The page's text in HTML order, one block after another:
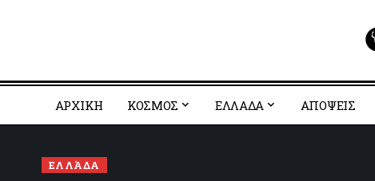
ΑΡΧΙΚΗ ΚΟΣΜΟΣ EΛΛΑΔΑ ΑΠΟΨΕΙΣ
ΕΛΛΆΔΑ